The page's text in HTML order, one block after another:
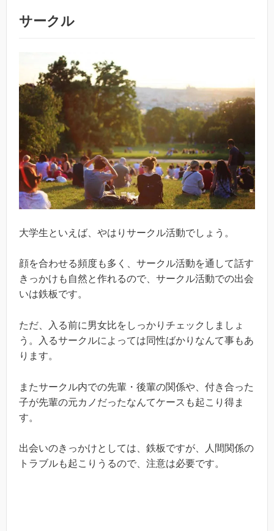
サークル
大学生といえば、やはりサークル活動でしょう。
顔を合わせる頻度も多く、サークル活動を通して話す
きっかけも自然と作れるので、サークル活動での出会
いは鉄板です。
ただ、入る前に男女比をしっかりチェックしましょ
う。入るサークルによっては同性ばかりなんて事もあ
ります。
またサークル内での先輩・後輩の関係や、付き合った
子が先輩の元カノだったなんてケースも起こり得ま
す。
出会いのきっかけとしては、鉄板ですが、人間関係の
トラブルも起こりうるので、注意は必要です。